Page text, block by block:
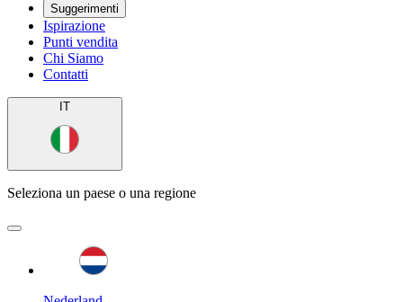
Suggerimenti
Ispirazione
Punti vendita
Chi Siamo
Contatti
IT
Seleziona un paese o una regione